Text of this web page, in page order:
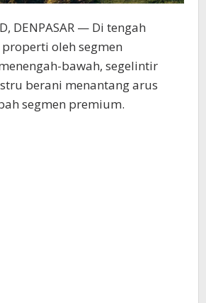
DENPASAR — Di tengah
oleh segmen
bawah, segelintir
berani menantang arus
segmen premium.